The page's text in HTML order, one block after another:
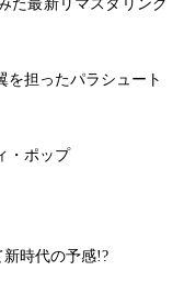
た最新リマスタリング
を担ったパラシュート
・ポップ
新時代の予感!?